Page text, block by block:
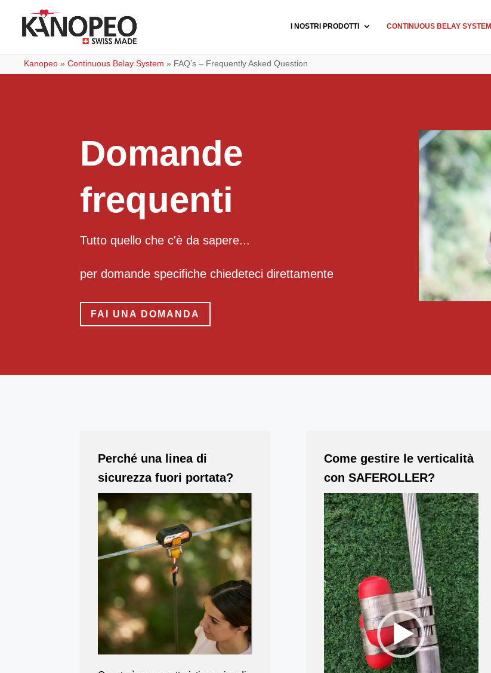
I NOSTRI PRODOTTI CONTINUOUS BELAY SYSTEM
Kanopeo » Continuous Belay System » FAQ’s – Frequently Asked Question
Domande
frequenti
Tutto quello che c'è da sapere...
per domande specifiche chiedeteci direttamente
FAI UNA DOMANDA
Perché una linea di
sicurezza fuori portata?
Come gestire le verticalità
con SAFEROLLER?
Video
Player